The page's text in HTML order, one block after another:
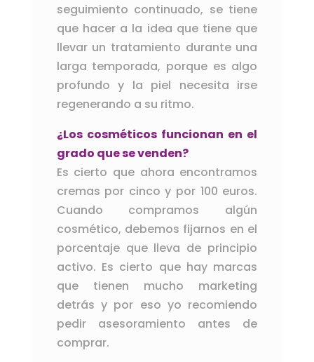
seguimiento continuado, se tiene
que hacer a la idea que tiene que
llevar un tratamiento durante una
larga temporada, porque es algo
profundo y la piel necesita irse
regenerando a su ritmo.
¿Los cosméticos funcionan en el
grado que se venden?
Es cierto que ahora encontramos
cremas por cinco y por 100 euros.
Cuando compramos algún
cosmético, debemos fijarnos en el
porcentaje que lleva de principio
activo. Es cierto que hay marcas
que tienen mucho marketing
detrás y por eso yo recomiendo
pedir asesoramiento antes de
comprar.